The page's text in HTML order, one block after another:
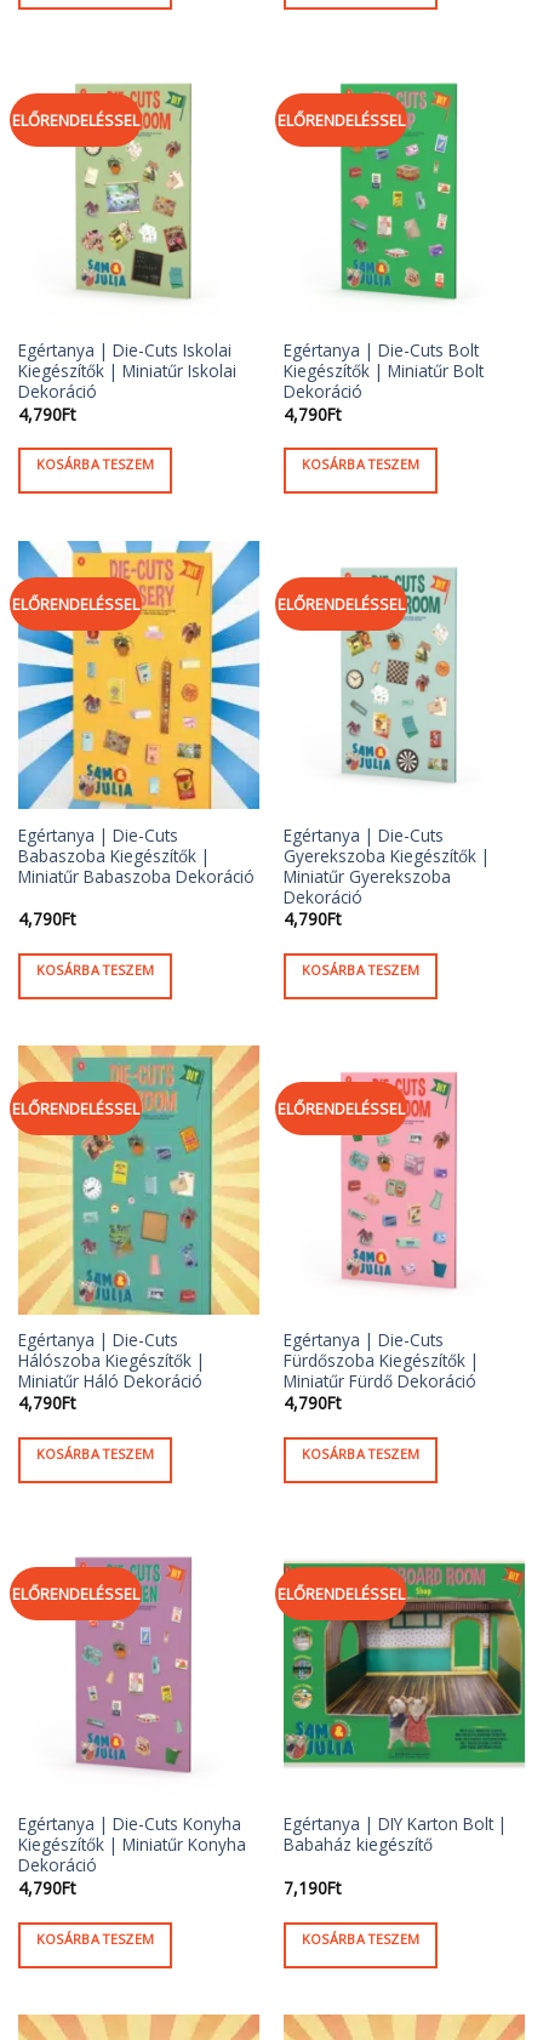
ELŐRENDELÉSSEL
Egértanya | Die-Cuts Iskolai
Kiegészítők | Miniatűr Iskolai
Dekoráció
4,790Ft
KOSÁRBA TESZEM
ELŐRENDELÉSSEL
Egértanya | Die-Cuts Bolt
Kiegészítők | Miniatűr Bolt
Dekoráció
4,790Ft
KOSÁRBA TESZEM
ELŐRENDELÉSSEL
Egértanya | Die-Cuts
Babaszoba Kiegészítők |
Miniatűr Babaszoba Dekoráció
4,790Ft
KOSÁRBA TESZEM
ELŐRENDELÉSSEL
Egértanya | Die-Cuts
Gyerekszoba Kiegészítők |
Miniatűr Gyerekszoba
Dekoráció
4,790Ft
KOSÁRBA TESZEM
ELŐRENDELÉSSEL
Egértanya | Die-Cuts
Hálószoba Kiegészítők |
Miniatűr Háló Dekoráció
4,790Ft
KOSÁRBA TESZEM
ELŐRENDELÉSSEL
Egértanya | Die-Cuts
Fürdőszoba Kiegészítők |
Miniatűr Fürdő Dekoráció
4,790Ft
KOSÁRBA TESZEM
ELŐRENDELÉSSEL
Egértanya | Die-Cuts Konyha
Kiegészítők | Miniatűr Konyha
Dekoráció
4,790Ft
KOSÁRBA TESZEM
ELŐRENDELÉSSEL
Egértanya | DIY Karton Bolt |
Babaház kiegészítő
7,190Ft
KOSÁRBA TESZEM